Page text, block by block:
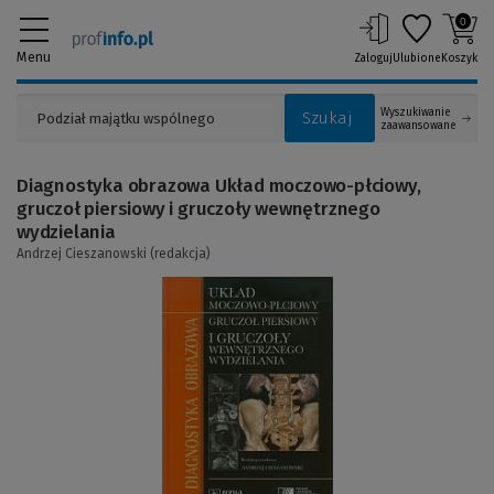
Menu
Szukaj
Wyszukiwanie
zaawansowane
ZalogujUlubione
0
Koszyk
Diagnostyka obrazowa Układ moczowo-płciowy,
gruczoł piersiowy i gruczoły wewnętrznego
wydzielania
Andrzej Cieszanowski (redakcja)